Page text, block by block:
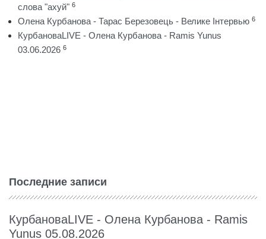
слова "ахуй" 6
Олена Курбанова - Тарас Березовець - Велике Інтервью 6
КурбановаLIVE - Олена Курбанова - Ramis Yunus
03.06.2026 6
Последние записи
КурбановаLIVE - Олена Курбанова - Ramis
Yunus 05.08.2026